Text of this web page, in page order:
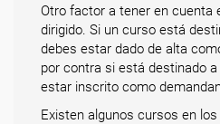
Otro factor a tener en cuenta
dirigido. Si un curso está
debes estar dado de alta
por contra si está destinado
estar inscrito como
Existen algunos cursos en